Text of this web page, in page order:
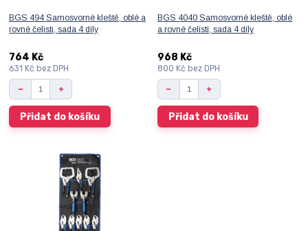
BGS 494 Samosvorné kleště, oblé a
rovné čelisti, sada 4 díly
764 Kč
631 Kč bez DPH
Přidat do košíku
BGS 4040 Samosvorné kleště, oblé
a rovné čelisti, sada 4 díly
968 Kč
800 Kč bez DPH
Přidat do košíku